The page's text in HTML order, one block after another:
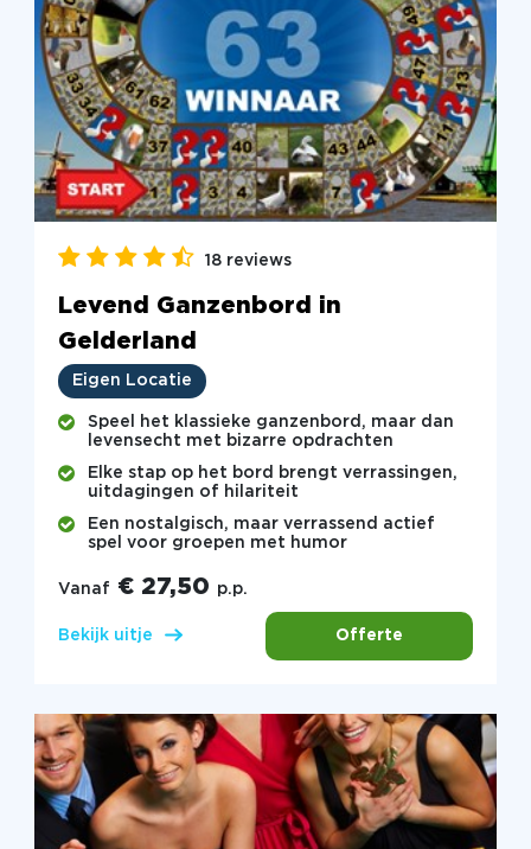
18 reviews
Levend Ganzenbord in
Gelderland
Eigen Locatie
Speel het klassieke ganzenbord, maar dan
levensecht met bizarre opdrachten
Elke stap op het bord brengt verrassingen,
uitdagingen of hilariteit
Een nostalgisch, maar verrassend actief
spel voor groepen met humor
Vanaf € 27,50 p.p.
Bekijk uitje Offerte